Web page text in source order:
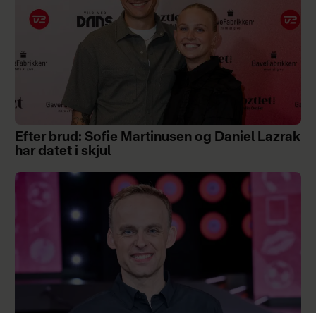
Efter brud: Sofie Martinusen og Daniel Lazrak
har datet i skjul